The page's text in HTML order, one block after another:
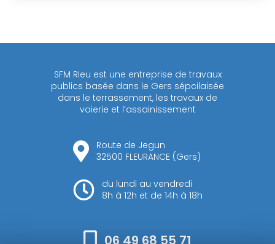
SFM RIeu est une entreprise de travaux
publics basée dans le Gers sépcilaisée
dans le terrassement, les travaux de
voierie et l’assainissement
Route de Jegun
32500 FLEURANCE (Gers)
du lundi au vendredi
8h à 12h et de 14h à 18h
06 49 68 55 71